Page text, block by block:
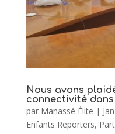
Nous avons
connectivité
par Manassé Élite |
Enfants Reporters,